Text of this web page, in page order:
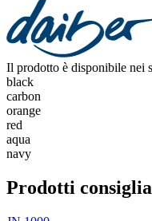
Il prodotto è disponibile nei
black
carbon
orange
red
aqua
navy
Prodotti